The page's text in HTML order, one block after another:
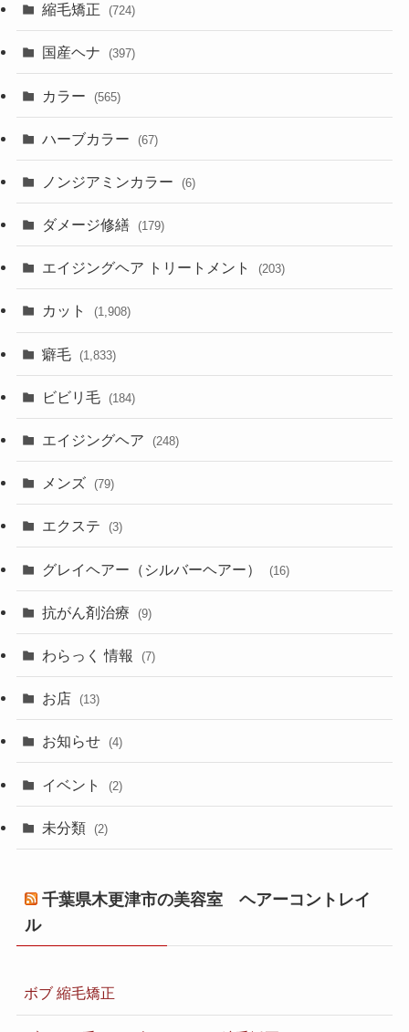
縮毛矯正 (724)
国産ヘナ (397)
カラー (565)
ハーブカラー (67)
ノンジアミンカラー (6)
ダメージ修繕 (179)
エイジングヘア トリートメント (203)
カット (1,908)
癖毛 (1,833)
ビビリ毛 (184)
エイジングヘア (248)
メンズ (79)
エクステ (3)
グレイヘアー（シルバーヘアー） (16)
抗がん剤治療 (9)
わらっく 情報 (7)
お店 (13)
お知らせ (4)
イベント (2)
未分類 (2)
千葉県木更津市の美容室 ヘアーコントレイ
ル
ボブ 縮毛矯正